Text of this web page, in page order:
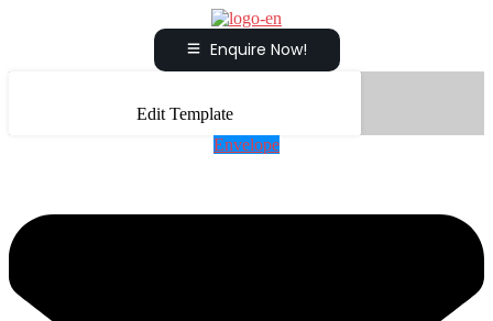
Enquire Now!
Edit Template
Envelope